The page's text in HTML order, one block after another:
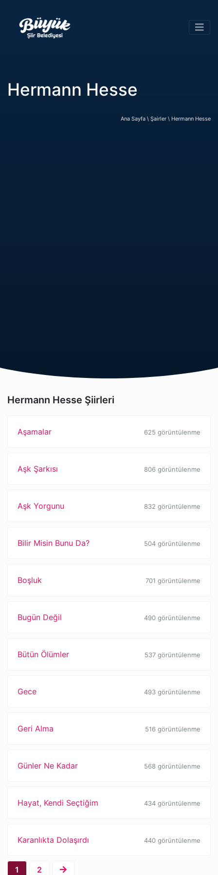
Hermann Hesse
Ana Sayfa \ Şairler \ Hermann Hesse
Hermann Hesse Şiirleri
Aşamalar 625 görüntülenme
Aşk Şarkısı 806 görüntülenme
Aşk Yorgunu 832 görüntülenme
Bilir Misin Bunu Da? 504 görüntülenme
Boşluk 701 görüntülenme
Bugün Değil 490 görüntülenme
Bütün Ölümler 537 görüntülenme
Gece 493 görüntülenme
Geri Alma 516 görüntülenme
Günler Ne Kadar 568 görüntülenme
Hayat, Kendi Seçtiğim 434 görüntülenme
Karanlıkta Dolaşırdı 440 görüntülenme
1 2